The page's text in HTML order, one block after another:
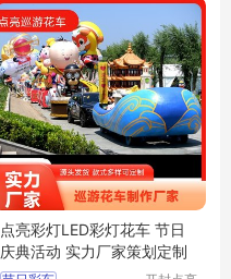
点亮彩灯LED彩灯花车 节日
庆典活动 实力厂家策划定制